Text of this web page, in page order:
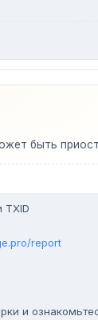
быть
TXID
report
и